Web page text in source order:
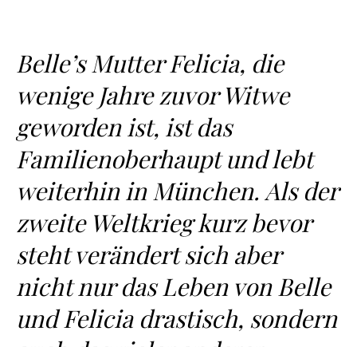
Belle’s Mutter Felicia, die
wenige Jahre zuvor Witwe
geworden ist, ist das
Familienoberhaupt und lebt
weiterhin in München. Als der
zweite Weltkrieg kurz bevor
steht verändert sich aber
nicht nur das Leben von Belle
und Felicia drastisch, sondern